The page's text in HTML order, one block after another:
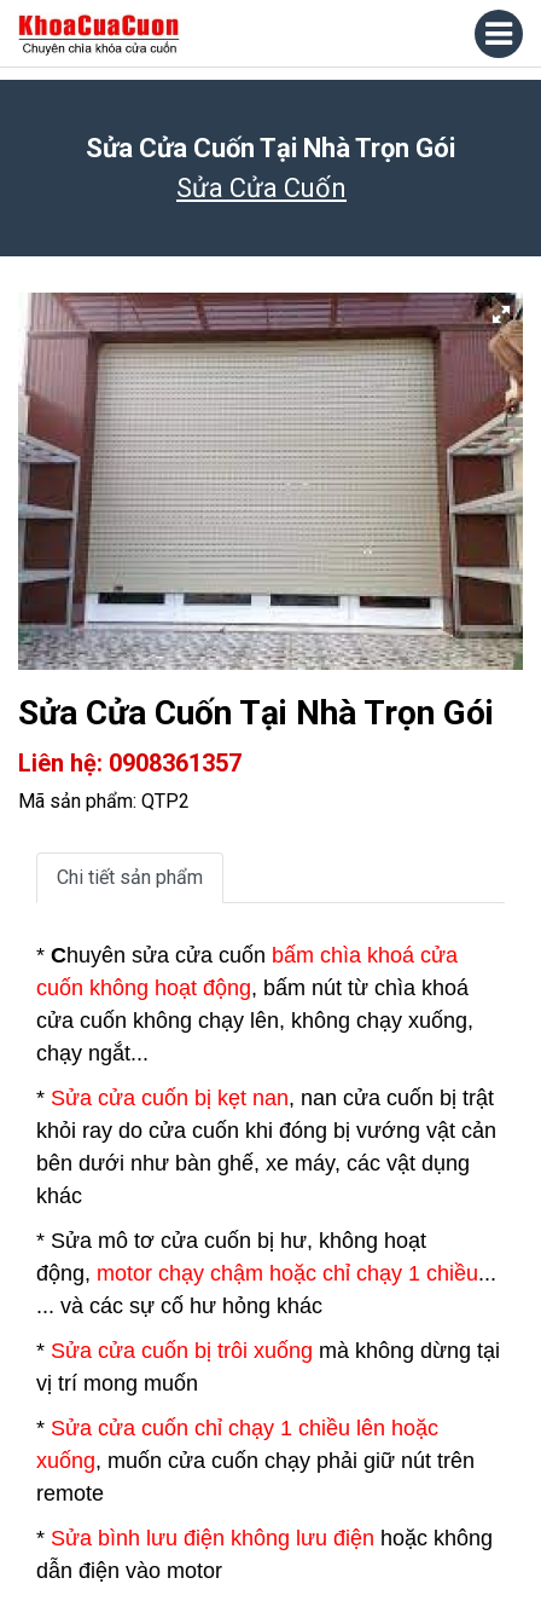
Sửa Cửa Cuốn Tại Nhà Trọn Gói
Sửa Cửa Cuốn
Sửa Cửa Cuốn Tại Nhà Trọn Gói
Liên hệ: 0908361357
Mã sản phẩm: QTP2
Chi tiết sản phẩm
* Chuyên sửa cửa cuốn bấm chìa khoá cửa
cuốn không hoạt động, bấm nút từ chìa khoá
cửa cuốn không chạy lên, không chạy xuống,
chạy ngắt...
* Sửa cửa cuốn bị kẹt nan, nan cửa cuốn bị trật
khỏi ray do cửa cuốn khi đóng bị vướng vật cản
bên dưới như bàn ghế, xe máy, các vật dụng
khác
* Sửa mô tơ cửa cuốn bị hư, không hoạt
động, motor chạy chậm hoặc chỉ chạy 1 chiều...
... và các sự cố hư hỏng khác
* Sửa cửa cuốn bị trôi xuống mà không dừng tại
vị trí mong muốn
* Sửa cửa cuốn chỉ chạy 1 chiều lên hoặc
xuống, muốn cửa cuốn chạy phải giữ nút trên
remote
* Sửa bình lưu điện không lưu điện hoặc không
dẫn điện vào motor